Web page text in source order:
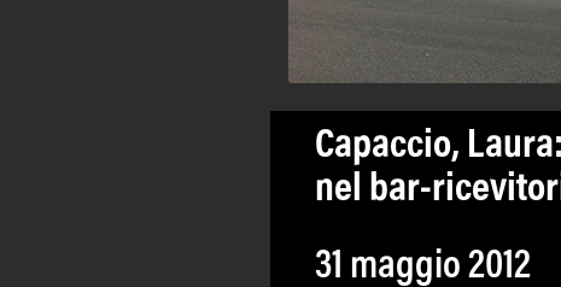
Capaccio,
nel bar-
31 maggio 2012